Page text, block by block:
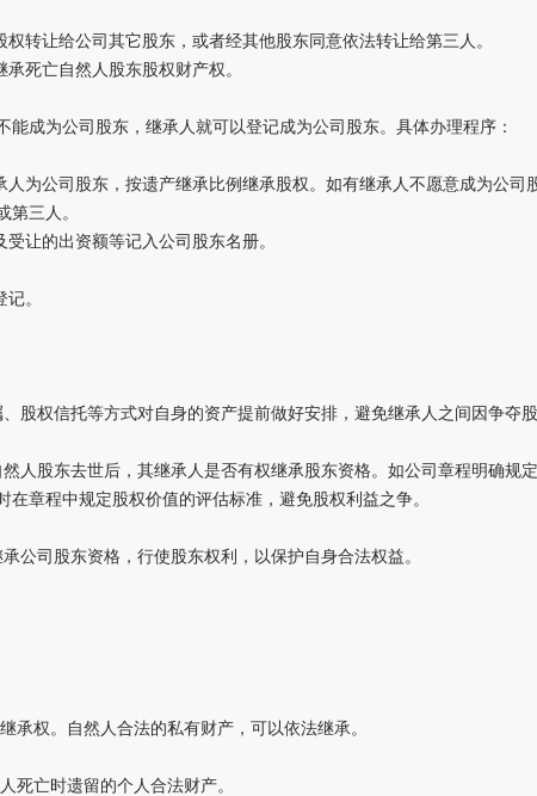
转让给公司其它股东，或者经其他股东同意依法转让给第三人。
死亡自然人股东股权财产权。
能成为公司股东，继承人就可以登记成为公司股东。具体办理程序：
人为公司股东，按遗产继承比例继承股权。如有继承人不愿意成为公司
第三人。
让的出资额等记入公司股东名册。
。
股权信托等方式对自身的资产提前做好安排，避免继承人之间因争夺
人股东去世后，其继承人是否有权继承股东资格。如公司章程明确规
在章程中规定股权价值的评估标准，避免股权利益之争。
公司股东资格，行使股东权利，以保护自身合法权益。
承权。自然人合法的私有财产，可以依法继承。
死亡时遗留的个人合法财产。